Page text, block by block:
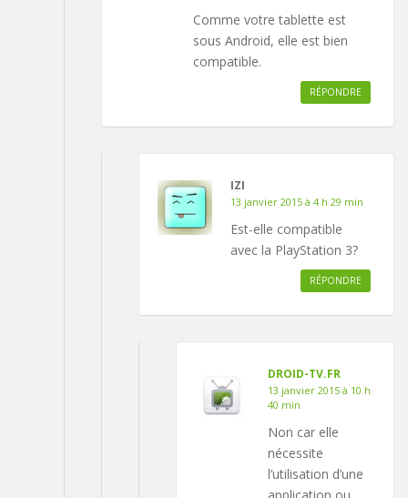
Comme votre tablette est
sous Android, elle est bien
compatible.
RÉPONDRE
IZI
13 janvier 2015 à 4 h 29 min
Est-elle compatible
avec la PlayStation 3?
RÉPONDRE
DROID-TV.FR
13 janvier 2015 à 10 h
40 min
Non car elle
nécessite
l’utilisation d’une